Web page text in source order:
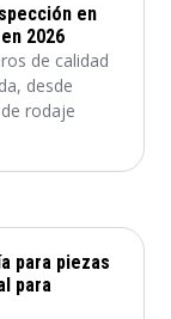
en
2026
de calidad
desde
rodaje
para piezas
para